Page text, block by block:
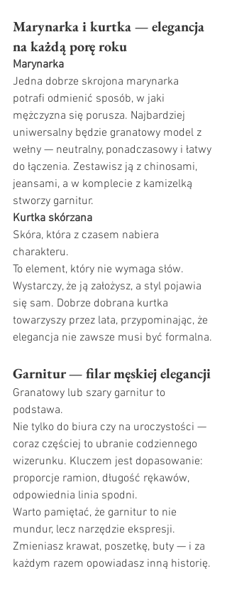
Marynarka i kurtka — elegancja
na każdą porę roku
Marynarka
Jedna dobrze skrojona marynarka
potrafi odmienić sposób, w jaki
mężczyzna się porusza. Najbardziej
uniwersalny będzie granatowy model z
wełny — neutralny, ponadczasowy i łatwy
do łączenia. Zestawisz ją z chinosami,
jeansami, a w komplecie z kamizelką
stworzy garnitur.
Kurtka skórzana
Skóra, która z czasem nabiera
charakteru.
To element, który nie wymaga słów.
Wystarczy, że ją założysz, a styl pojawia
się sam. Dobrze dobrana kurtka
towarzyszy przez lata, przypominając, że
elegancja nie zawsze musi być formalna.
Garnitur — filar męskiej elegancji
Granatowy lub szary garnitur to
podstawa.
Nie tylko do biura czy na uroczystości —
coraz częściej to ubranie codziennego
wizerunku. Kluczem jest dopasowanie:
proporcje ramion, długość rękawów,
odpowiednia linia spodni.
Warto pamiętać, że garnitur to nie
mundur, lecz narzędzie ekspresji.
Zmieniasz krawat, poszetkę, buty — i za
każdym razem opowiadasz inną historię.